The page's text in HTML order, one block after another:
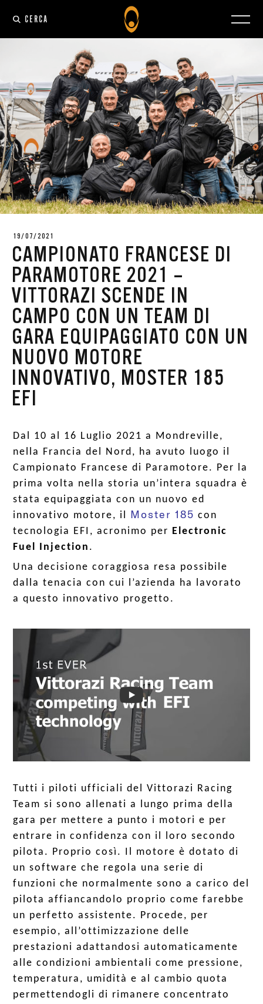
CERCA
19/07/2021
CAMPIONATO FRANCESE DI
PARAMOTORE 2021 –
VITTORAZI SCENDE IN
CAMPO CON UN TEAM DI
GARA EQUIPAGGIATO CON UN
NUOVO MOTORE
INNOVATIVO, MOSTER 185
EFI
Dal 10 al 16 Luglio 2021 a Mondreville,
nella Francia del Nord, ha avuto luogo il
Campionato Francese di Paramotore. Per la
prima volta nella storia un’intera squadra è
stata equipaggiata con un nuovo ed
innovativo motore, il Moster 185 con
tecnologia EFI, acronimo per Electronic
Fuel Injection .
Una decisione coraggiosa resa possibile
dalla tenacia con cui l’azienda ha lavorato
a questo innovativo progetto.
Tutti i piloti ufficiali del Vittorazi Racing
Team si sono allenati a lungo prima della
gara per mettere a punto i motori e per
entrare in confidenza con il loro secondo
pilota. Proprio così. Il motore è dotato di
un software che regola una serie di
funzioni che normalmente sono a carico del
pilota affiancandolo proprio come farebbe
un perfetto assistente. Procede, per
esempio, all’ottimizzazione delle
prestazioni adattandosi automaticamente
alle condizioni ambientali come pressione,
temperatura, umidità e al cambio quota
permettendogli di rimanere concentrato